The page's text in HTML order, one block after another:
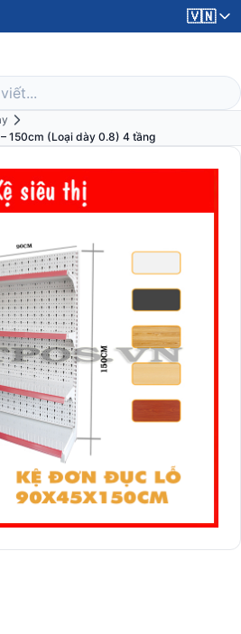
🇻🇳
150cm (Loại dày 0.8) 4 tầng